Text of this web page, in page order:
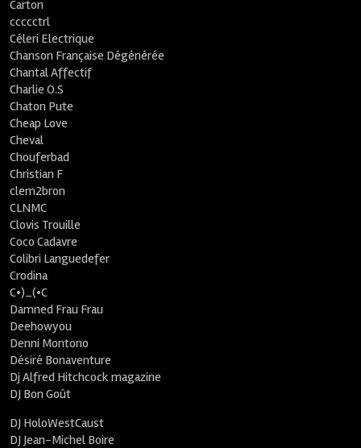
Carton
ccccctrl
Céleri Electrique
Chanson Française Dégénérée
Chantal Affectif
Charlie O.S
Chaton Pute
Cheap Love
Cheval
Chouferbad
Christian F
clem2bron
CLNMC
Clovis Trouille
Coco Cadavre
Colibri Languedefer
Crodina
C•)_(•C
Damned Frau Frau
Deehowyou
Denni Montono
Désiré Bonaventure
Dj Alfred Hitchcock magazine
DJ Bon Goût
DJ HoloWestCaust
DJ Jean-Michel Boire